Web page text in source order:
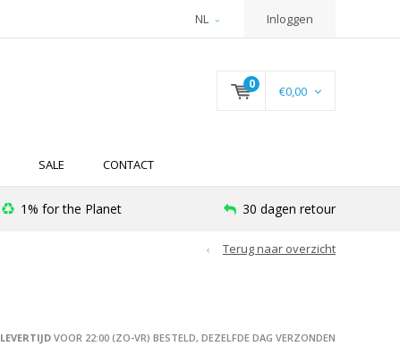
NL Inloggen
0 €0,00
SALE CONTACT
1% for the Planet 30 dagen retour
Terug naar overzicht
LEVERTIJDVOOR 22:00 (ZO-VR) BESTELD, DEZELFDE DAG VERZONDEN